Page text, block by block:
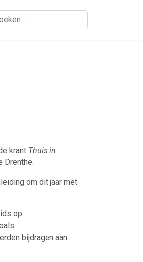
krant Thuis in
Drenthe.
om dit jaar met
op
bijdragen aan